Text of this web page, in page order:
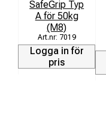
SafeGrip Typ
A för 50kg
(M8)
7019
Logga in för
pris